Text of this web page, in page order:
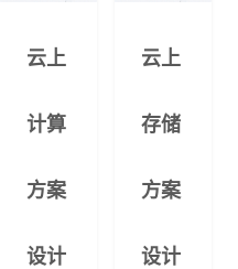
云上
计算
方案
设计
云上
存储
方案
设计